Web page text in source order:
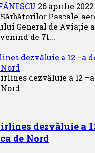
26 aprilie 2022
Pascale,
General de Aviație
de 71...
dezvăluie a 12 –a
dezvăluie a
de Nord